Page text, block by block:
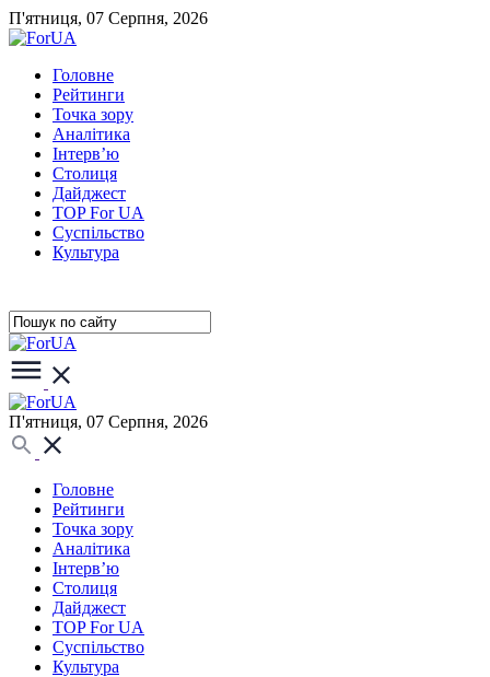
П'ятниця, 07 Серпня, 2026
Головне
Рейтинги
Точка зору
Аналітика
Інтерв’ю
Столиця
Дайджест
TOP For UA
Суспiльство
Культура
П'ятниця, 07 Серпня, 2026
Головне
Рейтинги
Точка зору
Аналітика
Інтерв’ю
Столиця
Дайджест
TOP For UA
Суспiльство
Культура